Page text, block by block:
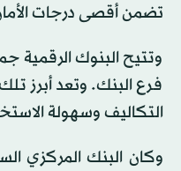
تضمن أقصى درجات
وتتيح البنوك الرقمية
فرع البنك. وتعد أبرز
التكاليف وسهولة